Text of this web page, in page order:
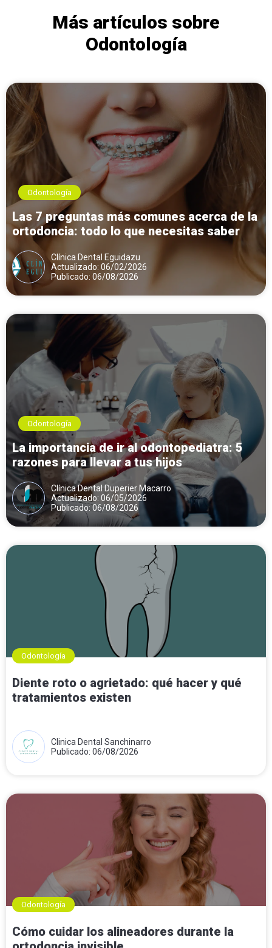
Más artículos sobre
Odontología
Odontología
Las 7 preguntas más comunes acerca de la
ortodoncia: todo lo que necesitas saber
Clínica Dental Eguidazu
Actualizado: 06/02/2026
Publicado: 06/08/2026
Odontología
La importancia de ir al odontopediatra: 5
razones para llevar a tus hijos
Clínica Dental Duperier Macarro
Actualizado: 06/05/2026
Publicado: 06/08/2026
Odontología
Diente roto o agrietado: qué hacer y qué
tratamientos existen
Clinica Dental Sanchinarro
Publicado: 06/08/2026
Odontología
Cómo cuidar los alineadores durante la